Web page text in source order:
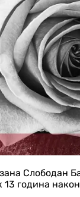
Слободан
13 година